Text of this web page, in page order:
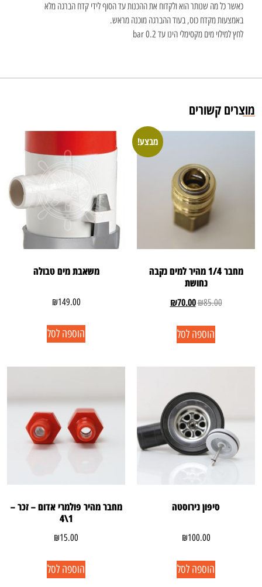
כאשר כל מה שנותר הוא ולקדוח את ההכנות עד הסוף לידי קדח הברגה מלא
באמצעות מקדח כוס, בעוד ההברגה מוכנה מראש.
לחץ למילוי מים מקסימלי הינו עד 0.2 bar
מוצרים קשורים
מבצע!
מחבר 1/4 מהיר למים נקבה
נחושת
₪85.00
₪70.00
הוספה לסל
משאבת מים טבולה
₪149.00
הוספה לסל
סיפון נירוסטה
₪100.00
הוספה לסל
מחבר מהיר פולמרי אדום – זכר –
1\4
₪15.00
הוספה לסל